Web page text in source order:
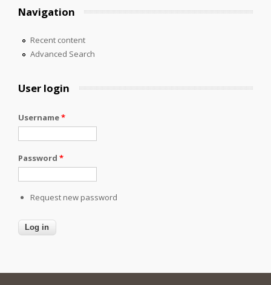
Navigation
Recent content
Advanced Search
User login
Username*
Password *
Request new password